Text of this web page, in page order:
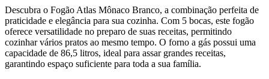
Descubra o Fogão Atlas Mônaco Branco, a combinação perfeita de
praticidade e elegância para sua cozinha. Com 5 bocas, este fogão
oferece versatilidade no preparo de suas receitas, permitindo
cozinhar vários pratos ao mesmo tempo. O forno a gás possui uma
capacidade de 86,5 litros, ideal para assar grandes receitas,
garantindo espaço suficiente para toda a sua família.